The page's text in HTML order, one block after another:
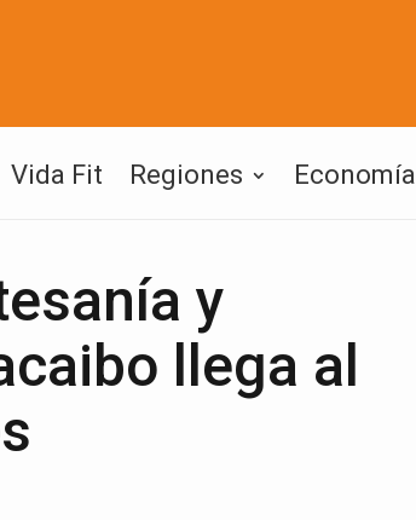
Vida Fit Regiones Economía
y
llega al